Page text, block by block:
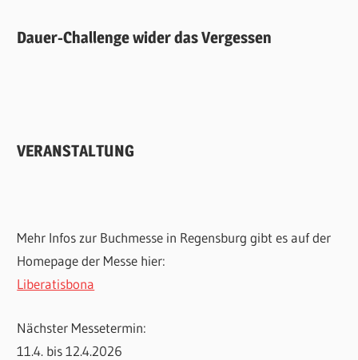
Dauer-Challenge wider das Vergessen
VERANSTALTUNG
Mehr Infos zur Buchmesse in Regensburg gibt es auf der
Homepage der Messe hier:
Liberatisbona
Nächster Messetermin:
11.4. bis 12.4.2026